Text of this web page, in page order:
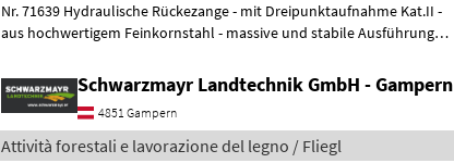
Nr. 71639 Hydraulische Rückezange - mit Dreipunktaufnahme Kat.II -
aus hochwertigem Feinkornstahl - massive und stabile Ausführung
Schwarzmayr Landtechnik GmbH - Gampern
4851 Gampern
Attività forestali e lavorazione del legno / Fliegl